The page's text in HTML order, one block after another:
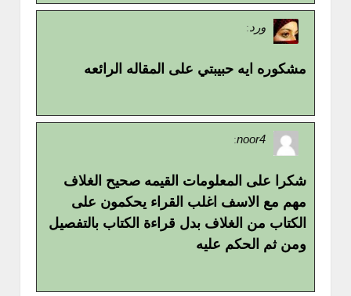
ورد:
مشكوره ايه حبيبتي على المقاله الرائعه
noor4
:
شكرا على المعلومات القيمه صحيح الغلاف
مهم مع الاسف اغلب القراء يحكمون على
الكتاب من الغلاف بدل قراءة الكتاب بالتفصيل
ومن ثم الحكم عليه